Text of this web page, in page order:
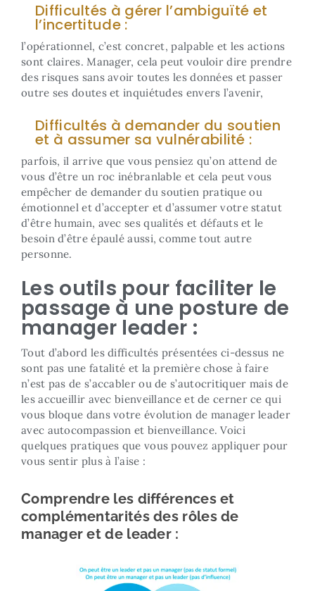
Difficultés à gérer l’ambiguïté et
l’incertitude :
l’opérationnel, c’est concret, palpable et les actions
sont claires. Manager, cela peut vouloir dire prendre
des risques sans avoir toutes les données et passer
outre ses doutes et inquiétudes envers l’avenir,
Difficultés à demander du soutien
et à assumer sa vulnérabilité :
parfois, il arrive que vous pensiez qu’on attend de
vous d’être un roc inébranlable et cela peut vous
empêcher de demander du soutien pratique ou
émotionnel et d’accepter et d’assumer votre statut
d’être humain, avec ses qualités et défauts et le
besoin d’être épaulé aussi, comme tout autre
personne.
Les outils pour faciliter le
passage à une posture de
manager leader :
Tout d’abord les difficultés présentées ci-dessus ne
sont pas une fatalité et la première chose à faire
n’est pas de s’accabler ou de s’autocritiquer mais de
les accueillir avec bienveillance et de cerner ce qui
vous bloque dans votre évolution de manager leader
avec autocompassion et bienveillance. Voici
quelques pratiques que vous pouvez appliquer pour
vous sentir plus à l’aise :
Comprendre les différences et
complémentarités des rôles de
manager et de leader :